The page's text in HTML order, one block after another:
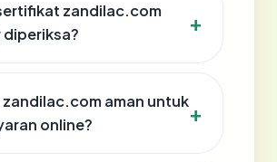
zandilac.com
aman untuk
online?